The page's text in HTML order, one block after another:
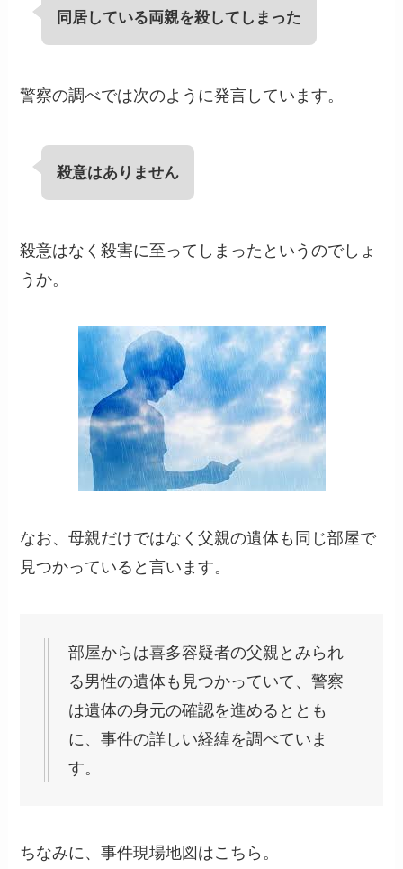
同居している両親を殺してしまった
警察の調べでは次のように発言しています。
殺意はありません
殺意はなく殺害に至ってしまったというのでしょ
うか。
なお、母親だけではなく父親の遺体も同じ部屋で
見つかっていると言います。
部屋からは喜多容疑者の父親とみられ
る男性の遺体も見つかっていて、警察
は遺体の身元の確認を進めるととも
に、事件の詳しい経緯を調べていま
す。
ちなみに、事件現場地図はこちら。